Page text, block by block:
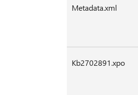
Metadata.xml
Kb2702891.xpo